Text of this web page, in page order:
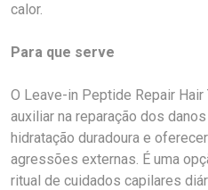
calor.
Para que serve
O Leave-in Peptide Repair
auxiliar na reparação dos
hidratação duradoura e
agressões externas. É uma
ritual de cuidados capilares